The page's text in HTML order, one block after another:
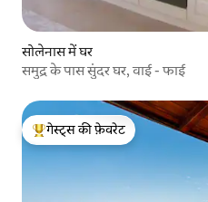
सोलेनास में घर
समुद्र के पास सुंदर घर, वाई - फाई
गेस्ट्स का टॉप फ़ेवरेट
गेस्ट्स की फ़ेवरेट